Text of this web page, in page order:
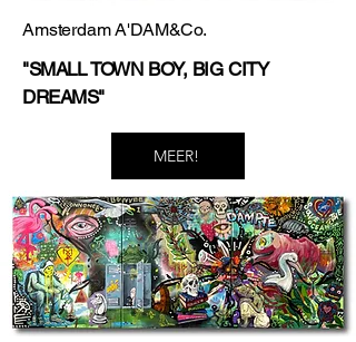
Amsterdam A'DAM&Co.
"SMALL TOWN BOY, BIG CITY
DREAMS"
MEER!